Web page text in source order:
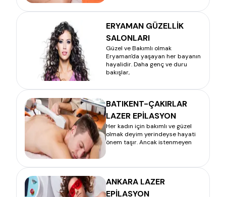
ERYAMAN GÜZELLİK
SALONLARI
Güzel ve Bakımlı olmak
Eryaman'da yaşayan her bayanın
hayalidir. Daha genç ve duru
bakışlar,
BATIKENT-ÇAKIRLAR
LAZER EPİLASYON
Her kadın için bakımlı ve güzel
olmak deyim yerindeyse hayati
önem taşır. Ancak istenmeyen
ANKARA LAZER
EPİLASYON